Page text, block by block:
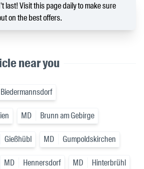
last! Visit this page daily to make sure
on the best offers.
near you
Biedermannsdorf
MD Brunn am Gebirge
Gießhübl MD Gumpoldskirchen
MD Hennersdorf MD Hinterbrühl